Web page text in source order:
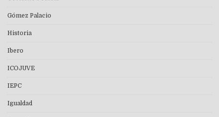
Gómez Palacio
Historia
Ibero
ICOJUVE
IEPC
Igualdad